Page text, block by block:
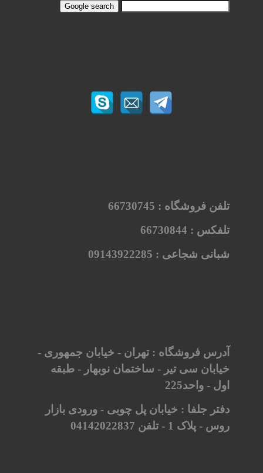
تلفن فروشگاه :
تلفکس :
شبانی شجاعی :
آدرس فروشگاه : تهران - خیابان جمهوری -
خیابان سی تیر - ساختمان نوبهار - طبقه
اول - واحد225
دفتر جلفا : خیابان پل چوبی - ورودی بازار
روس - پلاک 1 - تلفن 04142022837